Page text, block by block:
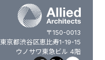
〒150-0013
東京都渋谷区恵比寿1-19-15
ウノサワ東急ビル 4階